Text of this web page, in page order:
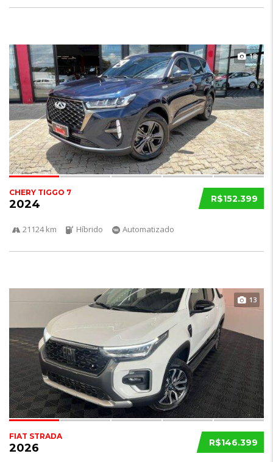
18
R$152.399
CHERY TIGGO 7
2024
21124 km Híbrido Automatizado
13
R$146.399
FIAT STRADA
2026